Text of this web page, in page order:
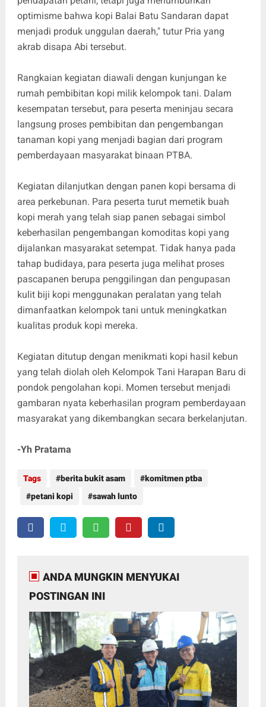
optimisme bahwa kopi Balai Batu Sandaran dapat
menjadi produk unggulan daerah," tutur Pria yang
akrab disapa Abi tersebut.
Rangkaian kegiatan diawali dengan kunjungan ke
rumah pembibitan kopi milik kelompok tani. Dalam
kesempatan tersebut, para peserta meninjau secara
langsung proses pembibitan dan pengembangan
tanaman kopi yang menjadi bagian dari program
pemberdayaan masyarakat binaan PTBA.
Kegiatan dilanjutkan dengan panen kopi bersama di
area perkebunan. Para peserta turut memetik buah
kopi merah yang telah siap panen sebagai simbol
keberhasilan pengembangan komoditas kopi yang
dijalankan masyarakat setempat. Tidak hanya pada
tahap budidaya, para peserta juga melihat proses
pascapanen berupa penggilingan dan pengupasan
kulit biji kopi menggunakan peralatan yang telah
dimanfaatkan kelompok tani untuk meningkatkan
kualitas produk kopi mereka.
Kegiatan ditutup dengan menikmati kopi hasil kebun
yang telah diolah oleh Kelompok Tani Harapan Baru di
pondok pengolahan kopi. Momen tersebut menjadi
gambaran nyata keberhasilan program pemberdayaan
masyarakat yang dikembangkan secara berkelanjutan.
-Yh Pratama
Tags berita bukit asam
komitmen ptba
petani kopi
sawah lunto
ANDA MUNGKIN MENYUKAI
POSTINGAN INI